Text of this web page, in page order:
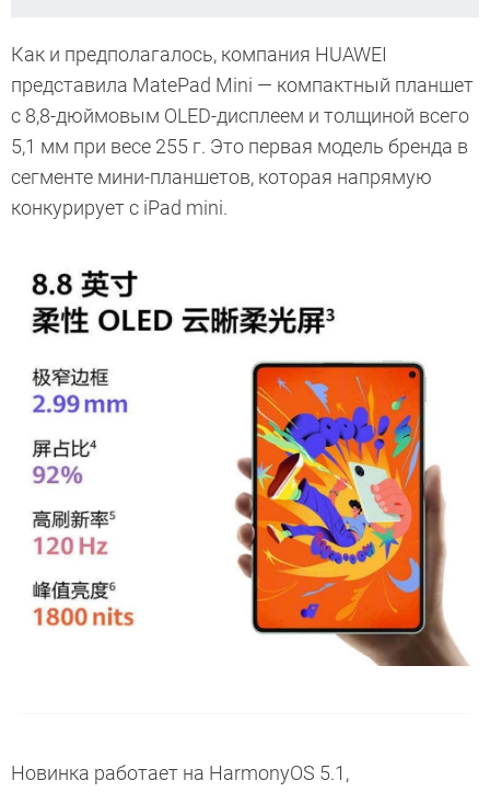
Как и предполагалось, компания HUAWEI
представила MatePad Mini — компактный планшет
с 8,8-дюймовым OLED-дисплеем и толщиной всего
5,1 мм при весе 255 г. Это первая модель бренда в
сегменте мини-планшетов, которая напрямую
конкурирует с iPad mini.
Новинка работает на HarmonyOS 5.1,